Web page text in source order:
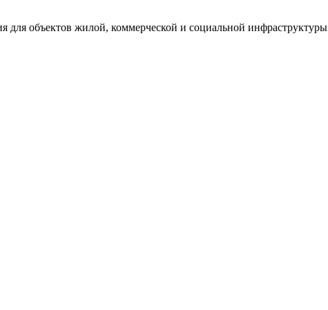
для объектов жилой, коммерческой и социальной инфраструктуры